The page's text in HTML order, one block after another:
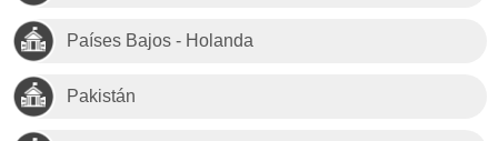
Países Bajos - Holanda
Pakistán